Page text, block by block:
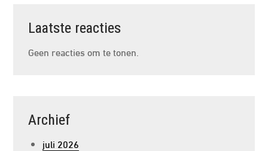
Laatste reacties
Geen reacties om te tonen.
Archief
juli 2026